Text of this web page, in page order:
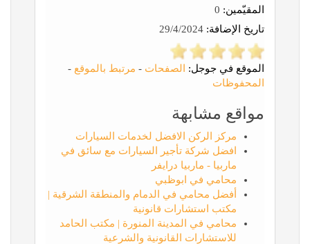
المقيّمين:
تاريخ الإضافة:
الموقع في جوجل: الصفحات - مرتبط بالموقع -
المحفوظات
مواقع مشابهة
مركز الركن الافضل لخدمات السيارات
افضل شركة تأجير السيارات مع سائق في
ماربيا - ماربيا درايفر
محامي في ابوظبي
أفضل محامي في الدمام والمنطقة الشرقية |
مكتب استشارات قانونية
محامي في المدينة المنورة | مكتب الحامد
للاستشارات القانونية والشرعية